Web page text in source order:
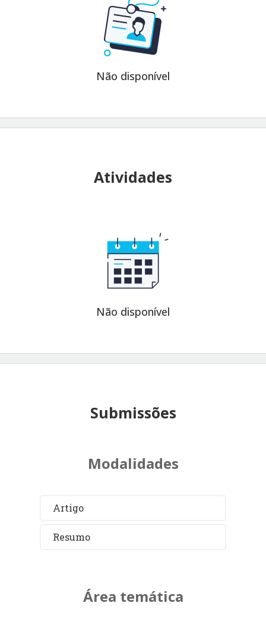
Não disponível
Atividades
Não disponível
Submissões
Modalidades
Artigo
Resumo
Área temática